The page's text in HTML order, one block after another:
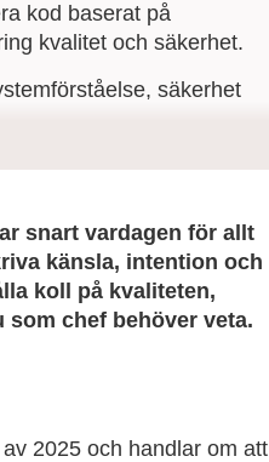
kod baserat på
kvalitet och säkerhet.
säkerhet
kontinuerlig
snart vardagen för allt
känsla, intention och
koll på kvaliteten,
chef behöver veta.
2025 och handlar om att